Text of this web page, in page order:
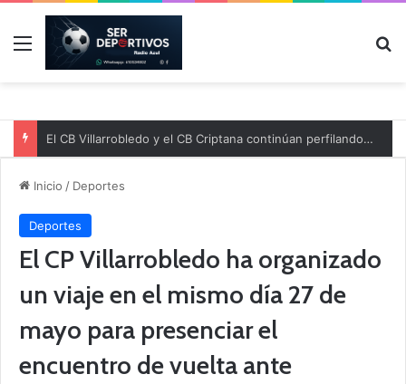
Menú
El CB Villarrobledo y el CB Criptana continúan perfilando sus plantillas
Inicio / Deportes
Deportes
El CP Villarrobledo ha organizado
un viaje en el mismo día 27 de
mayo para presenciar el
encuentro de vuelta ante